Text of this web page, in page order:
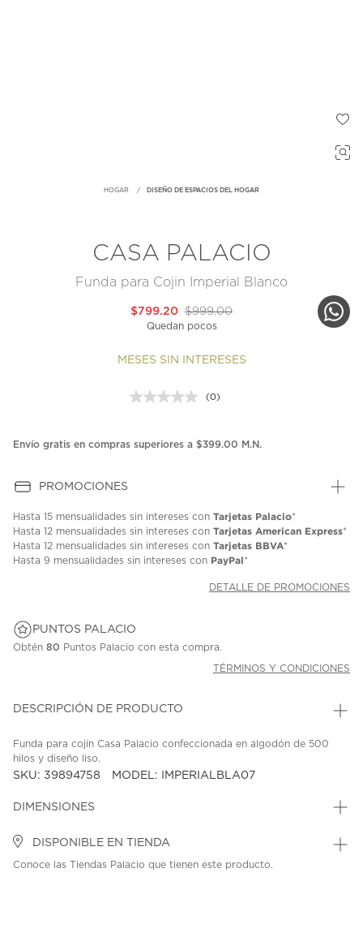
HOGAR DISEÑO DE ESPACIOS DEL HOGAR
CASA PALACIO
Funda para Cojin Imperial Blanco
$999.00
$799.20
Quedan pocos
MESES SIN INTERESES
Sin
en
(0)
Envío gratis en compras superiores a $399.00 M.N.
PROMOCIONES
Hasta 15 mensualidades sin intereses con Tarjetas Palacio*
Hasta 12 mensualidades sin intereses con Tarjetas American Express*
Hasta 12 mensualidades sin intereses con Tarjetas BBVA*
Hasta 9 mensualidades sin intereses con PayPal*
DETALLE DE PROMOCIONES
PUNTOS PALACIO
Obtén 80 Puntos Palacio con esta compra.
TÉRMINOS Y CONDICIONES
DESCRIPCIÓN DE PRODUCTO
Funda para cojín Casa Palacio confeccionada en algodón de 500
hilos y diseño liso.
SKU: 39894758 MODEL: IMPERIALBLA07
DIMENSIONES
DISPONIBLE EN TIENDA
Conoce las Tiendas Palacio que tienen este producto.